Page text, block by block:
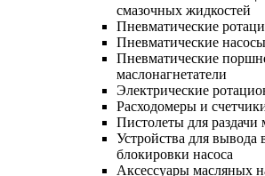
смазочных жидкостей
Пневматические
Пневматические
Пневматические
маслонагнетатели
Электрические
Расходомеры и
Пистолеты для раздачи
Устройства для вывода
блокировки насоса
Аксессуары масляных